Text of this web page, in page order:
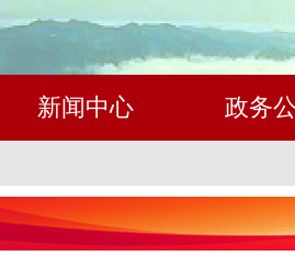
新闻中心 政务